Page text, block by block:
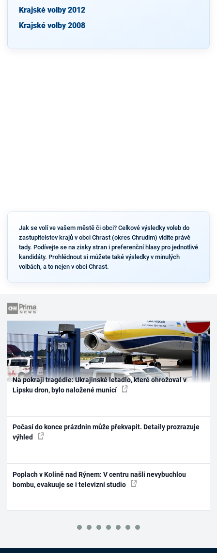
Krajské volby 2012
Krajské volby 2008
Jak se volí ve vašem městě či obci? Celkové výsledky voleb do
zastupitelstev krajů v obci Chrast (okres Chrudim) vidíte právě
tady. Podívejte se na zisky stran i preferenční hlasy pro jednotlivé
kandidáty. Prohlédnout si můžete také výsledky v minulých
volbách, a to nejen v obci Chrast.
Na pokraji tragédie: Ukrajinské letadlo, které ohrožoval v
Lipsku dron, bylo naložené municí
Počasí do konce prázdnin může překvapit. Detaily prozrazuje
výhled
Poplach v Kolíně nad Rýnem: V centru našli nevybuchlou
bombu, evakuuje se i televizní studio